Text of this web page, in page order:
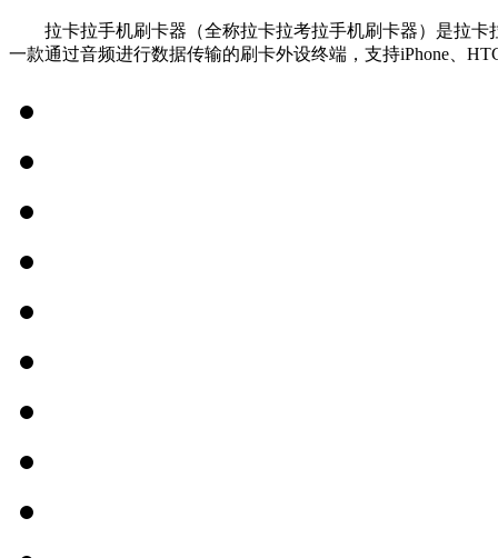
拉卡拉手机刷卡器（全称拉卡拉考拉手机刷卡器）是拉卡
一款通过音频进行数据传输的刷卡外设终端，支持iPhone、